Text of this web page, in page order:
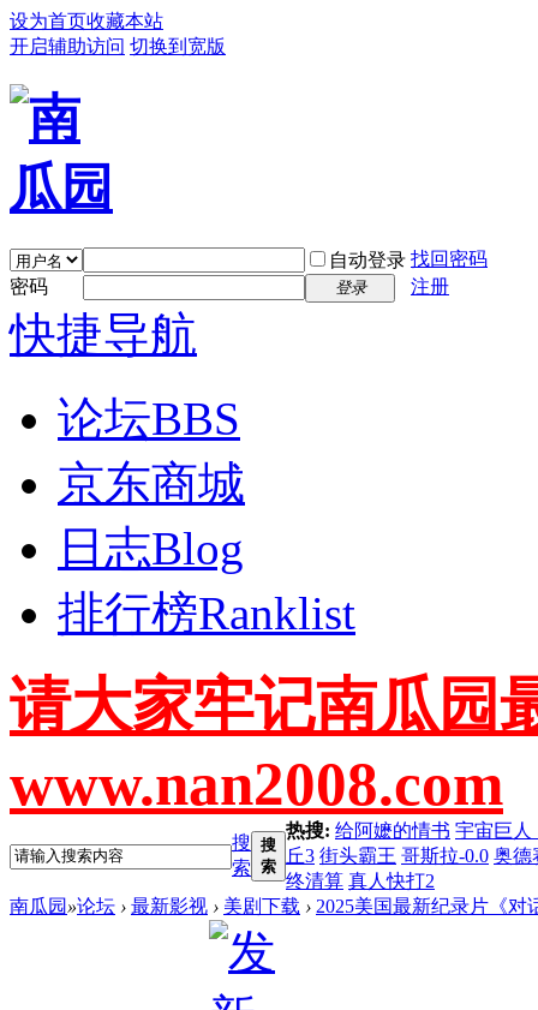
设为首页收藏本站
开启辅助访问 切换到宽版
自动登录 找回密码
密码
登录 注册
快捷导航
论坛BBS
京东商城
日志Blog
排行榜Ranklist
请大家牢记南瓜园
www.nan2008.com
搜
索
搜
索
热搜: 给阿嬷的情书 宇宙巨人
丘3 街头霸王 哥斯拉-0.0 奥德
终清算 真人快打2
南瓜园 »论坛 › 最新影视 › 美剧下载 › 2025美国最新纪录片《对